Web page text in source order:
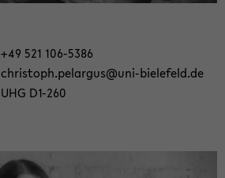
+49 521 106-​5386
chris­toph.pe­l­ar­gus@uni-​bielefeld.de
UHG D1-​260